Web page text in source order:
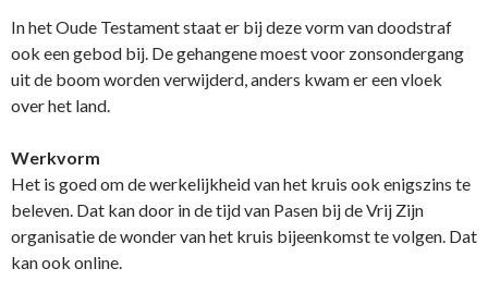
In het Oude Testament staat er bij deze vorm van doodstraf
ook een gebod bij. De gehangene moest voor zonsondergang
uit de boom worden verwijderd, anders kwam er een vloek
over het land.
Werkvorm
Het is goed om de werkelijkheid van het kruis ook enigszins te
beleven. Dat kan door in de tijd van Pasen bij de Vrij Zijn
organisatie de wonder van het kruis bijeenkomst te volgen. Dat
kan ook online.